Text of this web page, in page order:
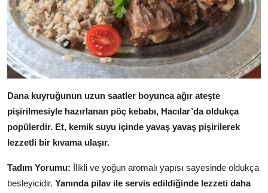
Dana kuyruğunun uzun saatler boyunca ağır ateşte
pişirilmesiyle hazırlanan pöç kebabı, Hacılar’da oldukça
popülerdir. Et, kemik suyu içinde yavaş yavaş pişirilerek
lezzetli bir kıvama ulaşır.
Tadım Yorumu: İlikli ve yoğun aromalı yapısı sayesinde oldukça
besleyicidir. Yanında pilav ile servis edildiğinde lezzeti daha